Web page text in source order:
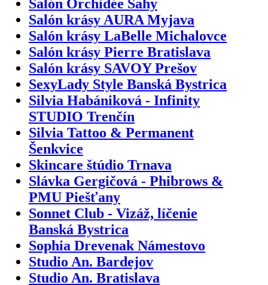
Salón Orchidée Šahy
Salón krásy AURA Myjava
Salón krásy LaBelle Michalovce
Salón krásy Pierre Bratislava
Salón krásy SAVOY Prešov
SexyLady Style Banská Bystrica
Silvia Habániková - Infinity
STUDIO Trenčín
Silvia Tattoo & Permanent
Šenkvice
Skincare štúdio Trnava
Slávka Gergičová - Phibrows &
PMU Piešťany
Sonnet Club - Vizáž, líčenie
Banská Bystrica
Sophia Drevenak Námestovo
Studio An. Bardejov
Studio An. Bratislava